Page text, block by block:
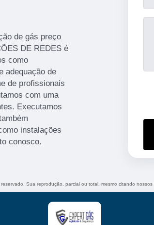
de gás preço
DE REDES é
como
adequação de
de profissionais
com uma
Executamos
instalações
conosco.
Sua reprodução, parcial ou total, mesmo citando